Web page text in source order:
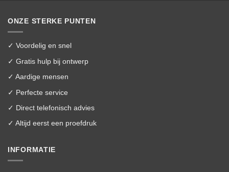
ONZE STERKE PUNTEN
✓ Voordelig en snel
✓ Gratis hulp bij ontwerp
✓ Aardige mensen
✓ Perfecte service
✓ Direct telefonisch advies
✓ Altijd eerst een proefdruk
INFORMATIE